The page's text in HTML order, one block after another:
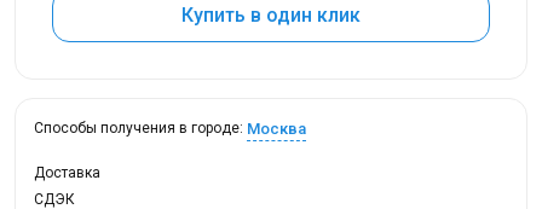
Купить в один клик
Способы получения в городе: Москва
Доставка
СДЭК